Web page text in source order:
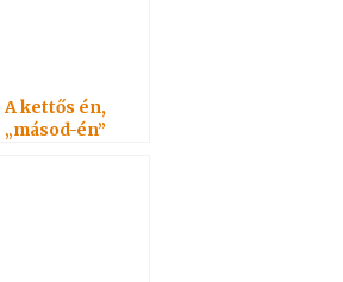
A kettős én,
„másod-én”